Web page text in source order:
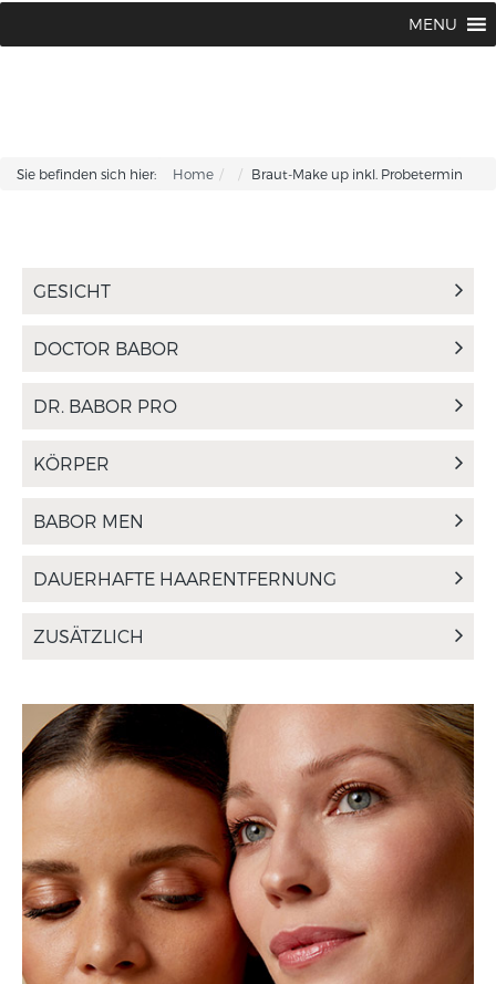
MENU
Sie befinden sich hier: Home Braut-Make up inkl. Probetermin
GESICHT
DOCTOR BABOR
DR. BABOR PRO
KÖRPER
BABOR MEN
DAUERHAFTE HAARENTFERNUNG
ZUSÄTZLICH